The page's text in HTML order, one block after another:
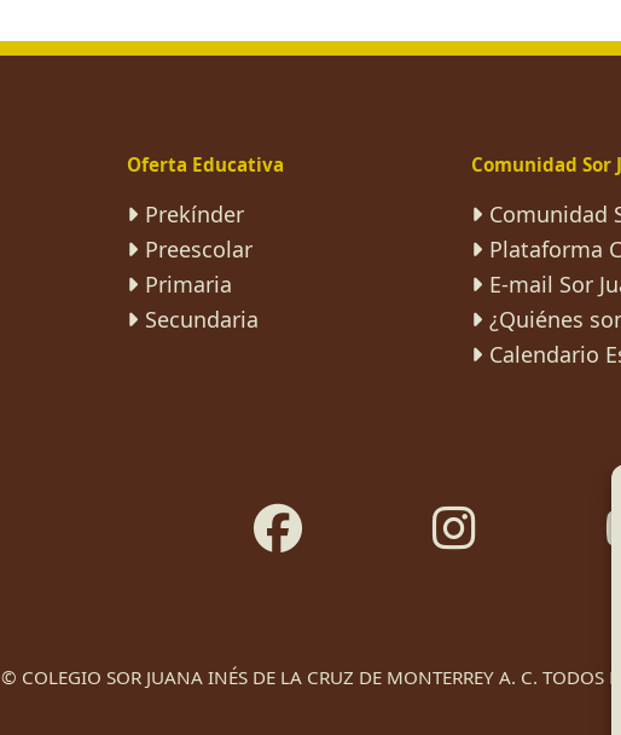
Oferta Educativa
Prekínder
Preescolar
Primaria
Secundaria
Comunidad Sor
Comunidad
Plataforma
E-mail Sor
¿Quiénes
Calendario
© COLEGIO SOR JUANA INÉS DE LA CRUZ DE MONTERREY A. C. TODOS